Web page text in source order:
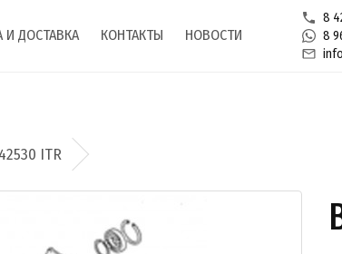
И ДОСТАВКА КОНТАКТЫ НОВОСТИ
8
8
ITR